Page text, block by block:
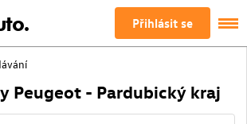
Přihlásit se
Peugeot - Pardubický kraj